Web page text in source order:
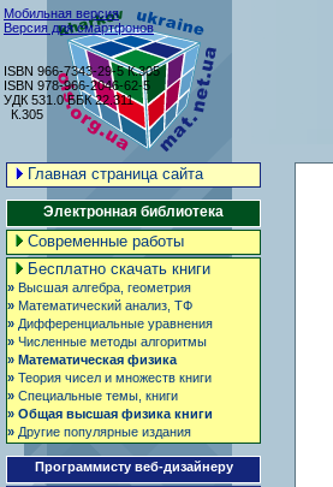
Мобильная версия
Версия для смартфонов
ISBN 966-7343-29-5 К.305
ISBN 978-966-2046-62-5
УДК 531.0 ББК 22.311
К.305
Главная страница сайта
Электронная библиотека
Современные работы
Бесплатно скачать книги
» Высшая алгебра, геометрия
» Математический анализ, ТФ
» Дифференциальные уравнения
» Численные методы алгоритмы
» Математическая физика
» Теория чисел и множеств книги
» Специальные темы, книги
» Общая высшая физика книги
» Другие популярные издания
Программисту веб-дизайнеру